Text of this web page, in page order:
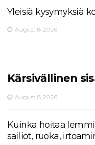
Yleisiä kysymyksiä
August 8,2026
Kärsivällinen
August 8,2026
Kuinka hoitaa
säiliöt, ruoka,